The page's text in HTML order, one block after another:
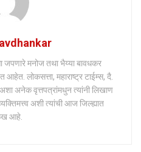
जपणारे मनोज तथा भैय्या बावधकर
आहेत. लोकसत्ता, महाराष्ट्र टाईम्स, दै.
अशा अनेक वृत्तपत्रांमधुन त्यांनी लिखाण
अशी त्यांची आज जिल्ह्यात
आहे.